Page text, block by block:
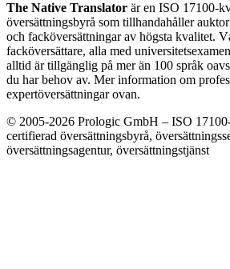
The Native Translator är en ISO 17100-
översättningsbyrå som tillhandahåller
och facköversättningar av högsta kvalitet.
facköversättare, alla med
alltid är tillgänglig på mer än 100 språk
du har behov av. Mer information om
expertöversättningar ovan.
© 2005-2026 Prologic GmbH – ISO
certifierad översättningsbyrå,
översättningsagentur, översättningstjänst